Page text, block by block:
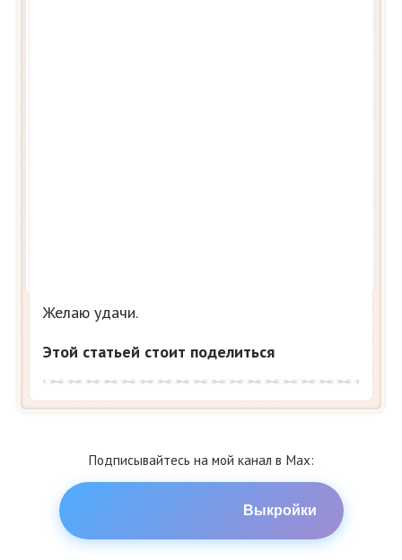
Желаю удачи.
Этой статьей стоит поделиться
Подписывайтесь на мой канал в Max:
Выкройки